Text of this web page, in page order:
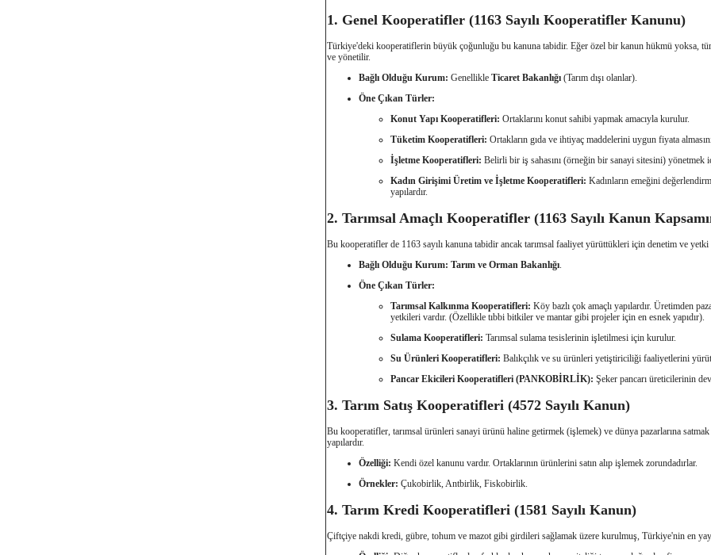
1. Genel Kooperatifler (1163 Sayılı Kooperatifler Kanunu)
Türkiye'deki kooperatiflerin büyük çoğunluğu bu kanuna tabidir. Eğer özel bir kanun hükmü yoksa,
ve yönetilir.
Bağlı Olduğu Kurum: Genellikle Ticaret Bakanlığı(Tarım dışı olanlar).
Öne Çıkan Türler:
Konut Yapı Kooperatifleri: Ortaklarını konut sahibi yapmak amacıyla kurulur.
Tüketim Kooperatifleri: Ortakların gıda ve ihtiyaç maddelerini uygun fiyata
İşletme Kooperatifleri: Belirli bir iş sahasını (örneğin bir sanayi sitesini) yönetmek
Kadın Girişimi Üretim ve İşletme Kooperatifleri: Kadınların emeğini
yapılardır.
2. Tarımsal Amaçlı Kooperatifler (1163 Sayılı Kanun
Bu kooperatifler de 1163 sayılı kanuna tabidir ancak tarımsal faaliyet yürüttükleri için denetim ve yetki
Bağlı Olduğu Kurum: Tarım ve Orman Bakanlığı.
Öne Çıkan Türler:
Tarımsal Kalkınma Kooperatifleri: Köy bazlı çok amaçlı yapılardır. Üretimden
yetkileri vardır. (Özellikle tıbbi bitkiler ve mantar gibi projeler için en esnek yapıdır).
Sulama Kooperatifleri: Tarımsal sulama tesislerinin işletilmesi için kurulur.
Su Ürünleri Kooperatifleri: Balıkçılık ve su ürünleri yetiştiriciliği faaliyetlerini
Pancar Ekicileri Kooperatifleri (PANKOBİRLİK): Şeker pancarı üreticilerinin
3. Tarım Satış Kooperatifleri (4572 Sayılı Kanun)
Bu kooperatifler, tarımsal ürünleri sanayi ürünü haline getirmek (işlemek) ve dünya pazarlarına
yapılardır.
Özelliği: Kendi özel kanunu vardır. Ortaklarının ürünlerini satın alıp işlemek zorundadırlar.
Örnekler: Çukobirlik, Antbirlik, Fiskobirlik.
4. Tarım Kredi Kooperatifleri (1581 Sayılı Kanun)
Çiftçiye nakdi kredi, gübre, tohum ve mazot gibi girdileri sağlamak üzere kurulmuş, Türkiye'nin en